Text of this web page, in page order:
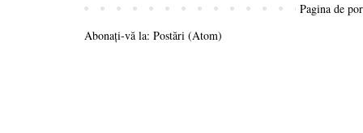
Pagina de
Abonați-vă la: Postări (Atom)